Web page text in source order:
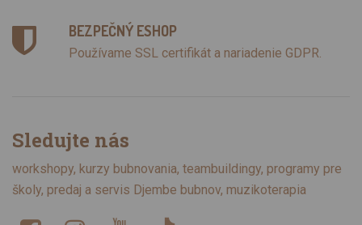
BEZPEČNÝ ESHOP
Používame SSL certifikát a nariadenie GDPR.
Sledujte nás
workshopy, kurzy bubnovania, teambuildingy, programy pre
školy, predaj a servis Djembe bubnov, muzikoterapia